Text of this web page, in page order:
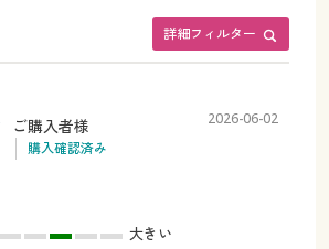
詳細フィルター
ご購入者様
購入確認済み
2026-06-02
大きい